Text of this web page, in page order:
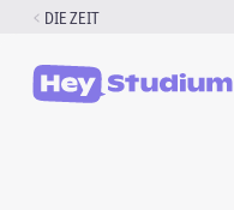
Zum
springen
DIE ZEIT